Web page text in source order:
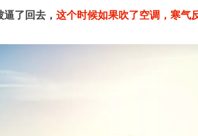
了回去， 这个时候如果吹了空调，寒气